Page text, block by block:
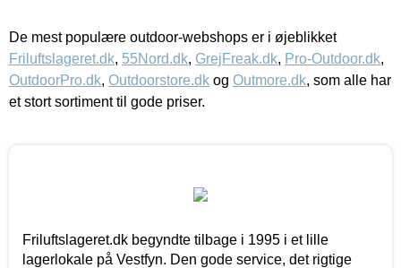
De mest populære outdoor-webshops er i øjeblikket
Friluftslageret.dk, 55Nord.dk, GrejFreak.dk, Pro-Outdoor.dk,
OutdoorPro.dk, Outdoorstore.dk og Outmore.dk, som alle har
et stort sortiment til gode priser.
Friluftslageret.dk begyndte tilbage i 1995 i et lille
lagerlokale på Vestfyn. Den gode service, det rigtige